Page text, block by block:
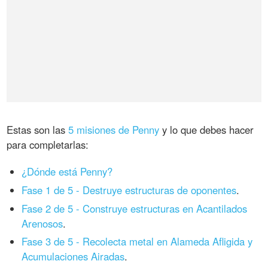
Estas son las5 misiones de Penny y lo que debes hacer
para completarlas:
¿Dónde está Penny?
Fase 1 de 5 - Destruye estructuras de oponentes.
Fase 2 de 5 - Construye estructuras en Acantilados
Arenosos.
Fase 3 de 5 - Recolecta metal en Alameda Afligida y
Acumulaciones Airadas.